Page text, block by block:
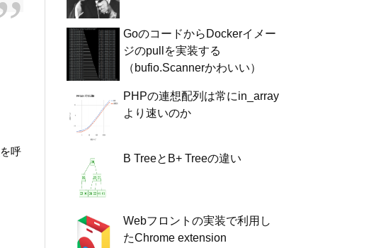
を呼
GoのコードからDockerイメー
ジのpullを実装する
（bufio.Scannerかわいい）
PHPの連想配列は常にin_array
より速いのか
B TreeとB+ Treeの違い
Webフロントの実装で利用し
たChrome extension